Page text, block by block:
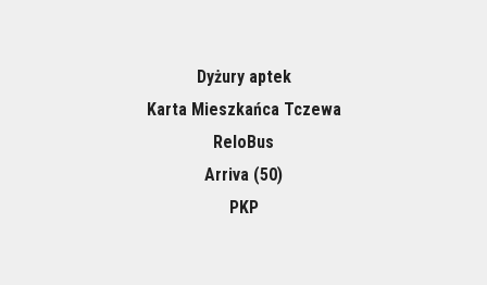
Dyżury aptek
Karta Mieszkańca Tczewa
ReloBus
Arriva (50)
PKP